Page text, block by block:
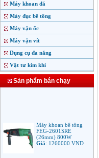
Máy khoan đá
Máy đục bê tông
Máy vặn ốc
Máy vặn vít
Dụng cụ đa năng
Vật tư kim khí
Sản phẩm bán chạy
FEG-2601SRE
(26mm) 800W
Giá:1260000VND